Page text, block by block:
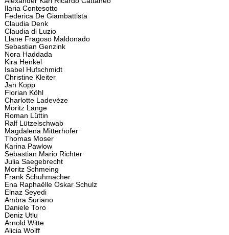
Ilaria Contesotto
Federica De Giambattista
Claudia Denk
Claudia di Luzio
Llane Fragoso Maldonado
Sebastian Genzink
Nora Haddada
Kira Henkel
Isabel Hufschmidt
Christine Kleiter
Jan Kopp
Florian Köhl
Charlotte Ladevèze
Moritz Lange
Roman Lüttin
Ralf Lützelschwab
Magdalena Mitterhofer
Thomas Moser
Karina Pawlow
Sebastian Mario Richter
Julia Saegebrecht
Moritz Schmeing
Frank Schuhmacher
Ena Raphaëlle Oskar Schulz
Elnaz Seyedi
Ambra Suriano
Daniele Toro
Deniz Utlu
Arnold Witte
Alicia Wolff